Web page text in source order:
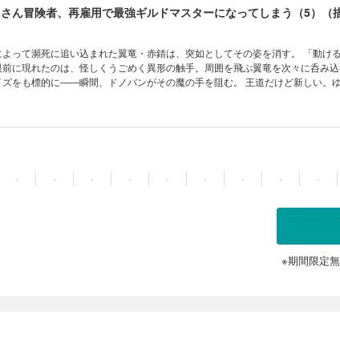
って瀕死に追い込まれた翼竜・赤錆は、突如としてその姿を消す。 「動け
に現れたのは、怪しくうごめく異形の触手。周囲を飛ぶ翼竜を次々に呑み
をも標的に――瞬間、ドノバンがその魔の手を阻む。 王道だけど新しい。
・ ・ ・ ・ ・ ・ ・ ・ ・
※期間限定